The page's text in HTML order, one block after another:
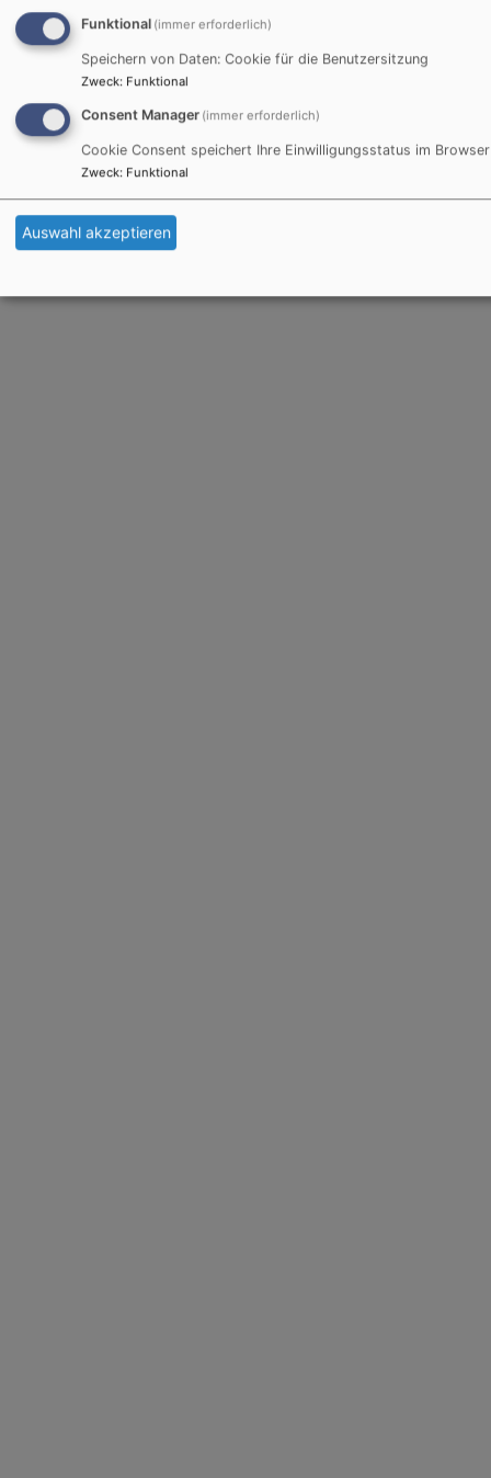
Funktional (immer erforderlich)
Speichern von Daten: Cookie für die Benutzersitzung
Zweck: Funktional
Consent Manager (immer erforderlich)
Cookie Consent speichert Ihre Einwilligungsstatus im Browser
Zweck: Funktional
Auswahl akzeptieren